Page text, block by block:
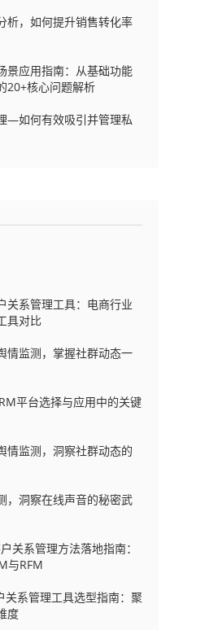
析，如何提升销售转化率
景应用指南：从基础功能
20+核心问题解析
—如何有效吸引并管理私
关系管理工具：电商行业
具对比
情监测，掌握社群动态一
平台选择与应用中的关键
情监测，洞察社群动态的
，洞察在线声音的秘密武
关系管理方法落地指南：
与RFM
关系管理工具选型指南：聚
度